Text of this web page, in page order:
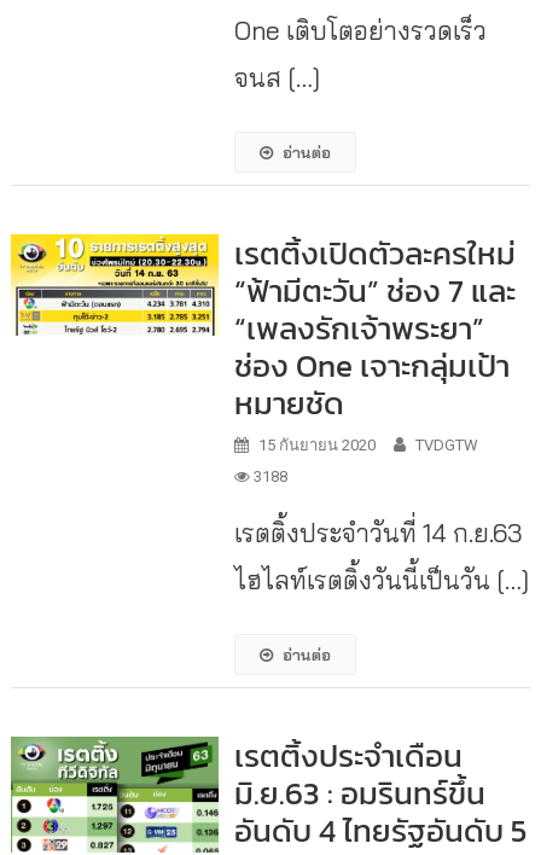
One เติบโตอย่างรวดเร็ว
จนส […]
อ่านต่อ
เรตติ้งเปิดตัวละครใหม่
“ฟ้ามีตะวัน” ช่อง 7 และ
“เพลงรักเจ้าพระยา”
ช่อง One เจาะกลุ่มเป้า
หมายชัด
15 กันยายน 2020
TVDGTW
3188
เรตติ้งประจำวันที่ 14 ก.ย.63
ไฮไลท์เรตติ้งวันนี้เป็นวัน […]
อ่านต่อ
เรตติ้งประจำเดือน
มิ.ย.63 : อมรินทร์ขึ้น
อันดับ 4 ไทยรัฐอันดับ 5